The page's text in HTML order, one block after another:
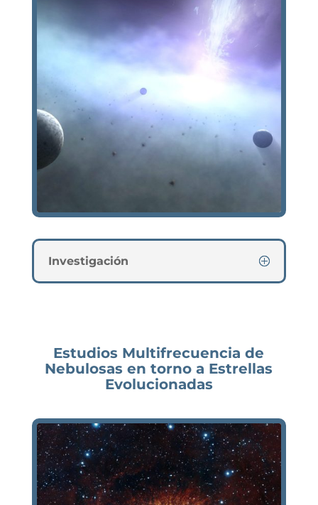
Investigación
Estudios Multifrecuencia de
Nebulosas en torno a Estrellas
Evolucionadas